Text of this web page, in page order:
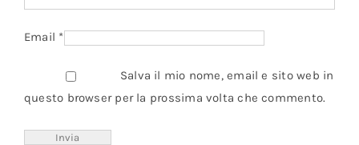
Email *
Salva il mio nome, email e sito web in
questo browser per la prossima volta che commento.